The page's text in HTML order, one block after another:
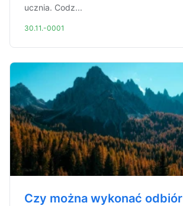
ucznia. Codz...
30.11.-0001
Czy można wykonać odbiór